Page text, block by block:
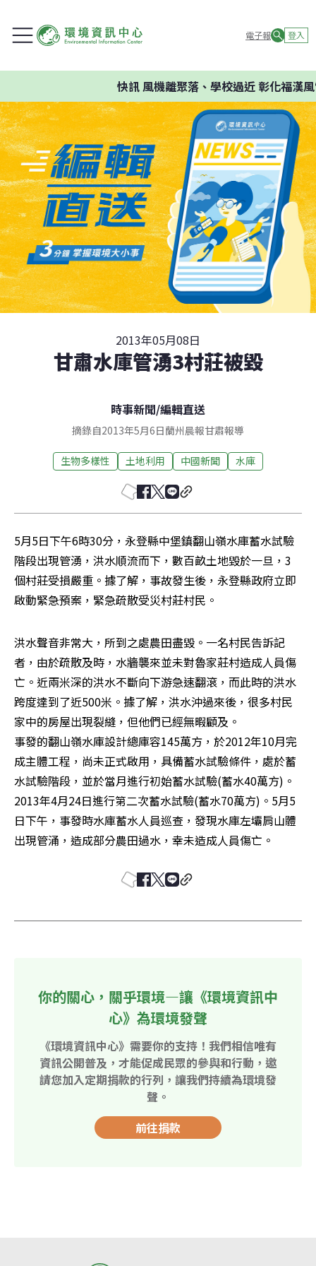
電子報 登入
快訊風機離聚落、學校過近 彰化福漢風
2013年05月08日
甘肅水庫管湧3村莊被毀
時事新聞/編輯直送
摘錄自2013年5月6日蘭州晨報甘肅報導
生物多樣性 土地利用 中國新聞 水庫
5月5日下午6時30分，永登縣中堡鎮翻山嶺水庫蓄水試驗
階段出現管湧，洪水順流而下，數百畝土地毀於一旦，3
個村莊受損嚴重。據了解，事故發生後，永登縣政府立即
啟動緊急預案，緊急疏散受災村莊村民。
洪水聲音非常大，所到之處農田盡毀。一名村民告訴記
者，由於疏散及時，水牆襲來並未對魯家莊村造成人員傷
亡。近兩米深的洪水不斷向下游急速翻滾，而此時的洪水
跨度達到了近500米。據了解，洪水沖過來後，很多村民
家中的房屋出現裂縫，但他們已經無暇顧及。
事發的翻山嶺水庫設計總庫容145萬方，於2012年10月完
成主體工程，尚未正式啟用，具備蓄水試驗條件，處於蓄
水試驗階段，並於當月進行初始蓄水試驗(蓄水40萬方)。
2013年4月24日進行第二次蓄水試驗(蓄水70萬方)。5月5
日下午，事發時水庫蓄水人員巡查，發現水庫左壩肩山體
出現管涌，造成部分農田過水，幸未造成人員傷亡。
你的關心，關乎環境—讓《環境資訊中
心》為環境發聲
《環境資訊中心》需要你的支持！我們相信唯有
資訊公開普及，才能促成民眾的參與和行動，邀
請您加入定期捐款的行列，讓我們持續為環境發
聲。
前往捐款